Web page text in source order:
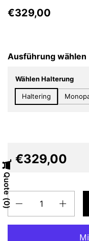
€329,00
Ausführung wählen
Wählen Halterung
Haltering
€329,00
Anzahl
Quote
0